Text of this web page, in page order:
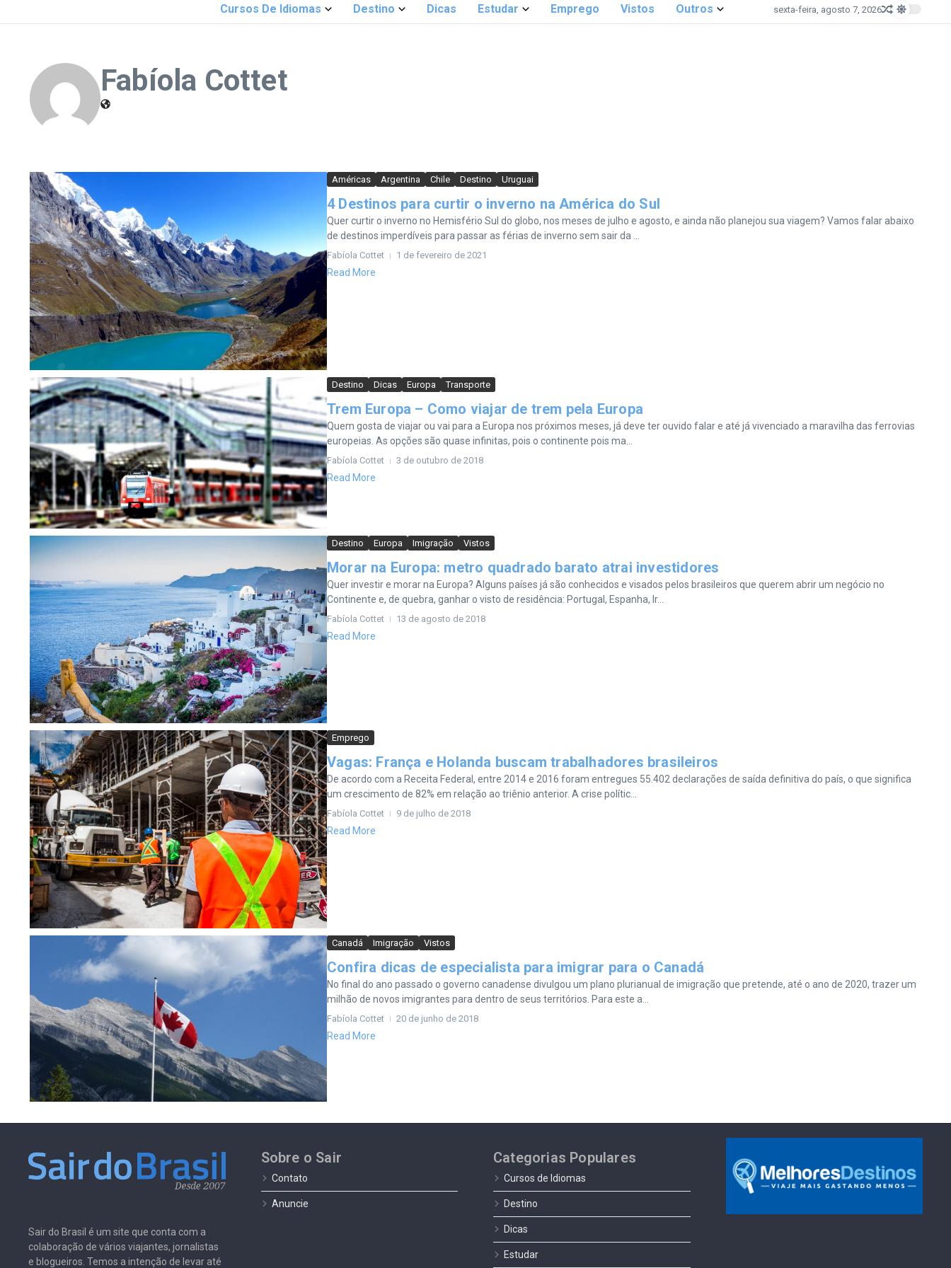
Cursos De Idiomas Destino Dicas Estudar Emprego Vistos Outros sexta-feira, agosto 7, 2026
Fabíola Cottet
Américas Argentina Chile Destino Uruguai
4 Destinos para curtir o inverno na América do Sul
Quer curtir o inverno no Hemisfério Sul do globo, nos meses de julho e agosto, e ainda não planejou sua viagem? Vamos falar abaixo
de destinos imperdíveis para passar as férias de inverno sem sair da ...
Fabíola Cottet 1 de fevereiro de 2021
Read More
Destino Dicas Europa Transporte
Trem Europa – Como viajar de trem pela Europa
Quem gosta de viajar ou vai para a Europa nos próximos meses, já deve ter ouvido falar e até já vivenciado a maravilha das ferrovias
europeias. As opções são quase infinitas, pois o continente pois ma...
Fabíola Cottet 3 de outubro de 2018
Read More
Destino Europa Imigração Vistos
Morar na Europa: metro quadrado barato atrai investidores
Quer investir e morar na Europa? Alguns países já são conhecidos e visados pelos brasileiros que querem abrir um negócio no
Continente e, de quebra, ganhar o visto de residência: Portugal, Espanha, Ir...
Fabíola Cottet 13 de agosto de 2018
Read More
Emprego
Vagas: França e Holanda buscam trabalhadores brasileiros
De acordo com a Receita Federal, entre 2014 e 2016 foram entregues 55.402 declarações de saída definitiva do país, o que significa
um crescimento de 82% em relação ao triênio anterior. A crise polític...
Fabíola Cottet 9 de julho de 2018
Read More
Canadá Imigração Vistos
Confira dicas de especialista para imigrar para o Canadá
No final do ano passado o governo canadense divulgou um plano plurianual de imigração que pretende, até o ano de 2020, trazer um
milhão de novos imigrantes para dentro de seus territórios. Para este a...
Fabíola Cottet 20 de junho de 2018
Read More
Sair do Brasil é um site que conta com a
colaboração de vários viajantes, jornalistas
e blogueiros. Temos a intenção de levar até
Sobre o Sair
Contato
Anuncie
Categorias Populares
Cursos de Idiomas
Destino
Dicas
Estudar